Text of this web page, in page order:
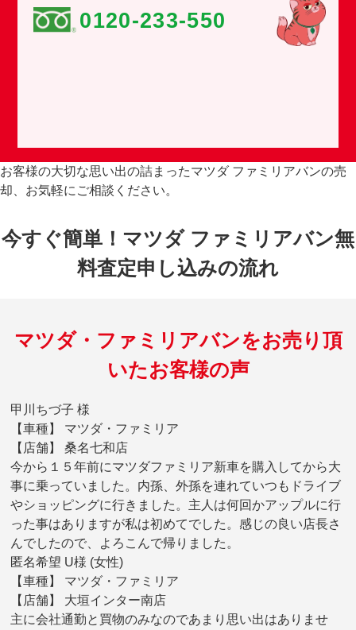
0120-233-550
お客様の大切な思い出の詰まったマツダ ファミリアバンの売
却、お気軽にご相談ください。
今すぐ簡単！マツダ ファミリアバン無
料査定申し込みの流れ
マツダ・ファミリアバンをお売り頂
いたお客様の声
甲川ちづ子 様
【車種】 マツダ・ファミリア
【店舗】 桑名七和店
今から１５年前にマツダファミリア新車を購入してから大
事に乗っていました。内孫、外孫を連れていつもドライブ
やショッピングに行きました。主人は何回かアップルに行
った事はありますが私は初めてでした。感じの良い店長さ
んでしたので、よろこんで帰りました。
匿名希望 U様 (女性)
【車種】 マツダ・ファミリア
【店舗】 大垣インター南店
主に会社通勤と買物のみなのであまり思い出はありませ